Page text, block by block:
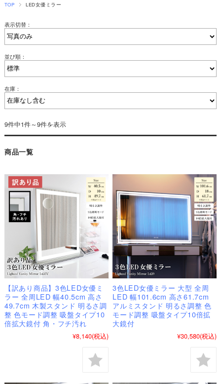
TOP LED女優ミラー
表示切替：
並び順：
在庫：
9件中1件～9件を表示
商品一覧
【訳あり商品】3色LED女優ミ
ラー 全周LED 幅40.5cm 高さ
49.7cm 木製スタンド 明るさ調
整 色モード調整 吸盤タイプ10
倍拡大鏡付 角・フチ汚れ
¥8,140(税込)
3色LED女優ミラー 大型 全周
LED 幅101.6cm 高さ61.7cm
アルミスタンド 明るさ調整 色
モード調整 吸盤タイプ10倍拡
大鏡付
¥30,580(税込)